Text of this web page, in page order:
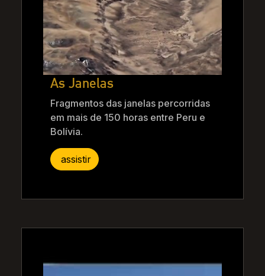
As Janelas
Fragmentos das janelas percorridas
em mais de 150 horas entre Peru e
Bolívia.
assistir